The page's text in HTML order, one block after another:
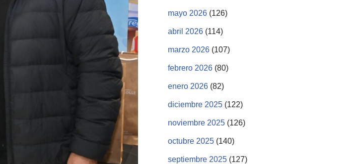
mayo 2026 (126)
abril 2026 (114)
marzo 2026 (107)
febrero 2026 (80)
enero 2026 (82)
diciembre 2025 (122)
noviembre 2025 (126)
octubre 2025 (140)
septiembre 2025 (127)